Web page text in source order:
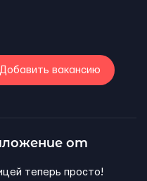
Добавить вакансию
от
теперь просто!